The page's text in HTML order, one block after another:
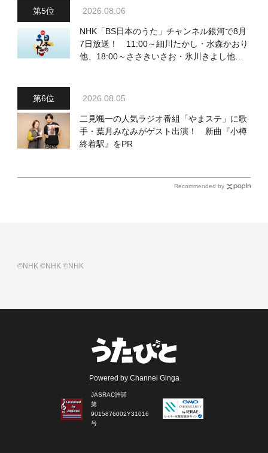
2026.08.06
NHK「BS日本のうた」チャンネル銀河で8月
7日放送！ 11:00～細川たかし・水森かおり
他、18:00～ささきいさお・氷川きよし他登
2026.08.05
二見颯一の人気ラジオ番組「やまステ」に歌
手・葉月みなみがゲスト出演！ 新曲『小樽
終着駅』をPR
Recommended by
©NHK©NHK©NHK
Powered by Channel Ginga
JASRAC許諾
第
9015876002Y31016
号